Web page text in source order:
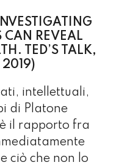
CAN REVEAL
TED’S TALK,
2019)
intellettuali,
di Platone
il rapporto fra
ciò che non lo